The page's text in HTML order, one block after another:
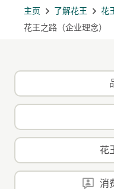
主页 了解花王
花
花王之路（企业理念）
花
消